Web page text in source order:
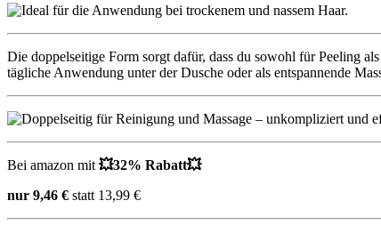
Die doppelseitige Form sorgt dafür, dass du sowohl für Peeling
tägliche Anwendung unter der Dusche oder als entspannende
Bei amazon mit 💥32% Rabatt💥
nur 9,46 € statt 13,99 €